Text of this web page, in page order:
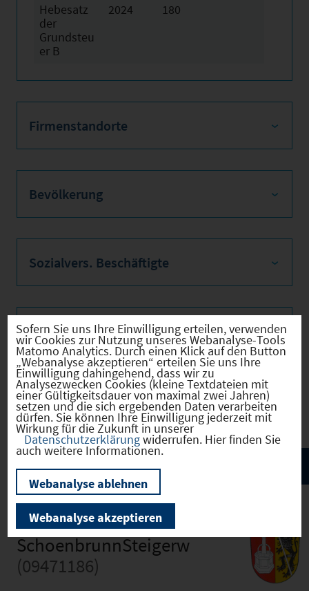
Hebesatz
der
Grundsteu
er B
2024 180
Firmenstandorte
Bevölkerung
Sozialvers. Beschäftigte
Verkehrsinfrastruktur
Kommunale Infrastruktur
SchoenbrunnSteigerw
(09471186)
Sofern Sie uns Ihre Einwilligung erteilen, verwenden
wir Cookies zur Nutzung unseres Webanalyse-Tools
Matomo Analytics. Durch einen Klick auf den Button
„Webanalyse akzeptieren“ erteilen Sie uns Ihre
Einwilligung dahingehend, dass wir zu
Analysezwecken Cookies (kleine Textdateien mit
einer Gültigkeitsdauer von maximal zwei Jahren)
setzen und die sich ergebenden Daten verarbeiten
dürfen. Sie können Ihre Einwilligung jederzeit mit
Wirkung für die Zukunft in unserer
Datenschutzerklärungwiderrufen. Hier finden Sie
auch weitere Informationen.
Webanalyse ablehnen
Webanalyse akzeptieren